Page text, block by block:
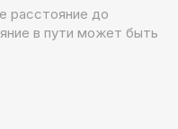
расстояние до
в пути может быть